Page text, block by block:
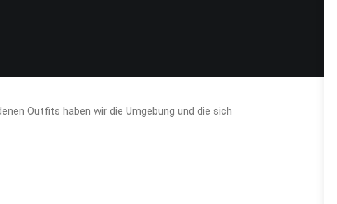
Outfits haben wir die Umgebung und die sich